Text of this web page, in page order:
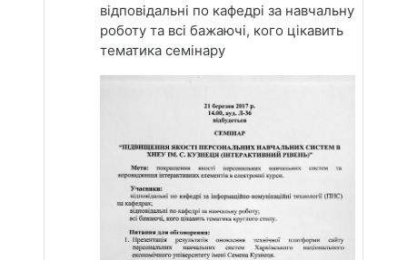
відповідальні по кафедрі за навчальну
роботу та всі бажаючі, кого цікавить
тематика семінару